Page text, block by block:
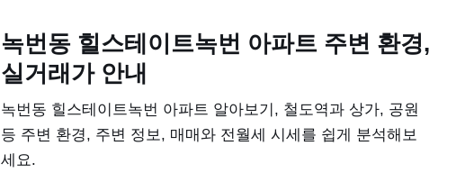
녹번동 힐스테이트녹번 아파트 주변 환경,
실거래가 안내
녹번동 힐스테이트녹번 아파트 알아보기, 철도역과 상가, 공원
등 주변 환경, 주변 정보, 매매와 전월세 시세를 쉽게 분석해보
세요.